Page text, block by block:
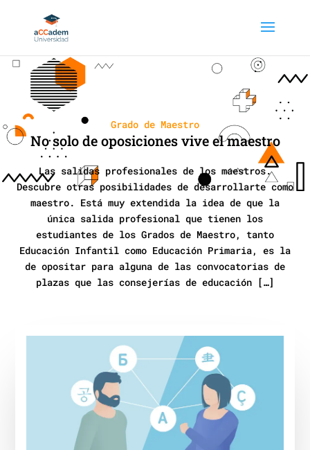
Grado de Maestro
No solo de oposiciones vive el maestro
Las salidas profesionales de los maestros.
Descubre otras posibilidades de desarrollarte como
maestro. Está muy extendida la idea de que la
única salida profesional que tienen los
estudiantes de los Grados de Maestro, tanto
Educación Infantil como Educación Primaria, es la
de opositar para alguna de las convocatorias de
plazas que las consejerías de educación […]